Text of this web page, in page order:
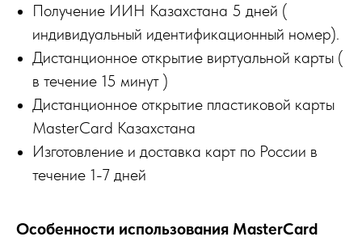
Получение ИИН Казахстана 5 дней (
индивидуальный идентификационный номер).
Дистанционное открытие виртуальной карты (
в течение 15 минут )
Дистанционное открытие пластиковой карты
MasterCard Казахстана
Изготовление и доставка карт по России в
течение 1-7 дней
Особенности использования MasterCard